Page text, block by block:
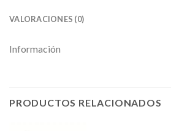
VALORACIONES (0)
Información
PRODUCTOS RELACIONADOS